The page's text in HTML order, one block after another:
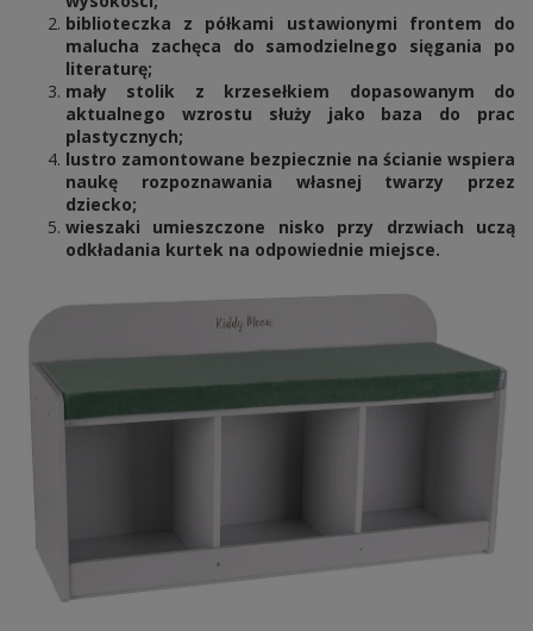
biblioteczka z półkami ustawionymi frontem do
malucha zachęca do samodzielnego sięgania po
literaturę;
mały stolik z krzesełkiem dopasowanym do
aktualnego wzrostu służy jako baza do prac
plastycznych;
lustro zamontowane bezpiecznie na ścianie wspiera
naukę rozpoznawania własnej twarzy przez
dziecko;
wieszaki umieszczone nisko przy drzwiach uczą
odkładania kurtek na odpowiednie miejsce.